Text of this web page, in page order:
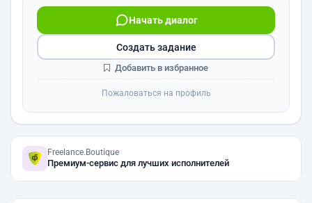
Начать диалог
Создать задание
Добавить в избранное
Пожаловаться на профиль
Freelance.Boutique
Премиум-сервис для лучших исполнителей